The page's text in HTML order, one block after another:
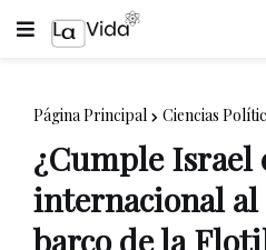
Página Principal Ciencias
¿Cumple Israel
internacional
barco de la